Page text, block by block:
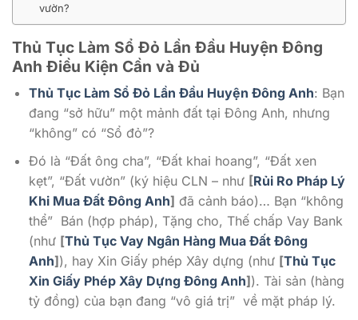
vườn?
Thủ Tục Làm Sổ Đỏ Lần Đầu Huyện Đông
Anh Điều Kiện Cần và Đủ
Thủ Tục Làm Sổ Đỏ Lần Đầu Huyện Đông Anh: Bạn
đang “sở hữu” một mảnh đất tại Đông Anh, nhưng
“không” có “Sổ đỏ”?
Đó là “Đất ông cha”, “Đất khai hoang”, “Đất xen
kẹt”, “Đất vườn” (ký hiệu CLN – như [Rủi Ro Pháp Lý
Khi Mua Đất Đông Anh] đã cảnh báo)… Bạn “không
thể” Bán (hợp pháp), Tặng cho, Thế chấp Vay Bank
(như [Thủ Tục Vay Ngân Hàng Mua Đất Đông
Anh]), hay Xin Giấy phép Xây dựng (như [Thủ Tục
Xin Giấy Phép Xây Dựng Đông Anh]). Tài sản (hàng
tỷ đồng) của bạn đang “vô giá trị” về mặt pháp lý.